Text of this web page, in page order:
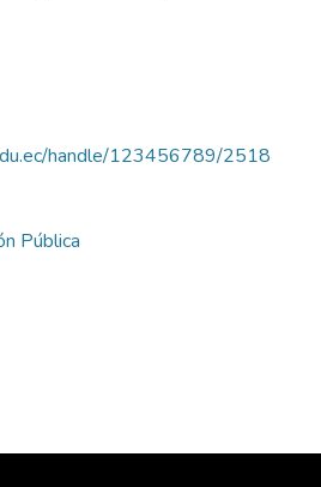
handle/123456789/2518
Pública